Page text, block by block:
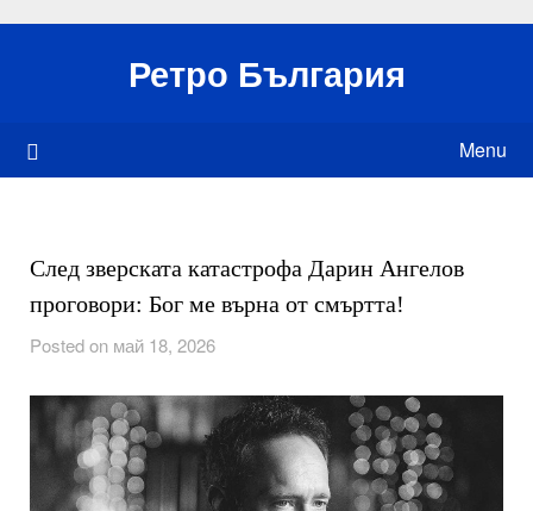
Ретро България
Menu
След зверската катастрофа Дарин Ангелов
проговори: Бог ме върна от смъртта!
Posted on май 18, 2026